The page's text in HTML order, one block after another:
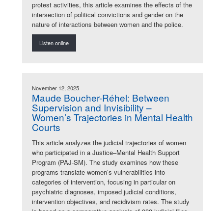
protest activities, this article examines the effects of the
intersection of political convictions and gender on the
nature of interactions between women and the police.
Listen online
November 12, 2025
Maude Boucher-Réhel: Between
Supervision and Invisibility –
Women’s Trajectories in Mental Health
Courts
This article analyzes the judicial trajectories of women
who participated in a Justice–Mental Health Support
Program (PAJ-SM). The study examines how these
programs translate women’s vulnerabilities into
categories of intervention, focusing in particular on
psychiatric diagnoses, imposed judicial conditions,
intervention objectives, and recidivism rates. The study